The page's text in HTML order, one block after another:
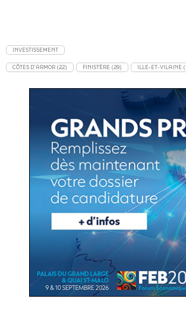
INVESTISSEMENT
CÔTES D'ARMOR (22) FINISTÈRE (29) ILLE-ET-VILAINE